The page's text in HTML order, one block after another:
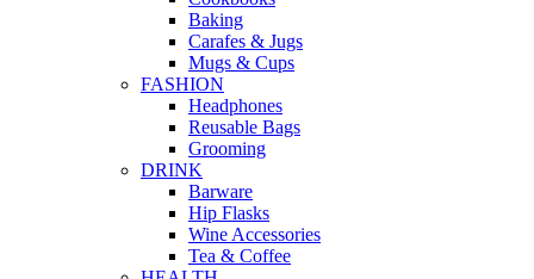
Baking
Carafes & Jugs
Mugs & Cups
FASHION
Headphones
Reusable Bags
Grooming
DRINK
Barware
Hip Flasks
Wine Accessories
Tea & Coffee